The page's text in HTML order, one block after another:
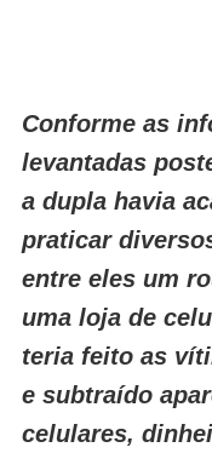
Conforme as
levantadas
a dupla havia
praticar
entre eles um
uma loja de
teria feito as
e subtraído
celulares,